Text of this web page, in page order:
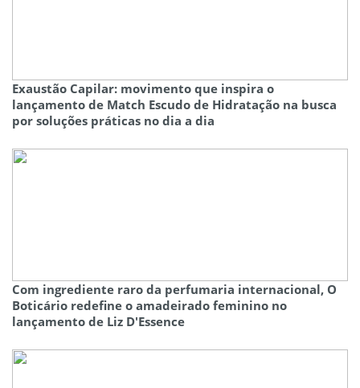
Exaustão Capilar: movimento que inspira o
lançamento de Match Escudo de Hidratação na busca
por soluções práticas no dia a dia
Com ingrediente raro da perfumaria internacional, O
Boticário redefine o amadeirado feminino no
lançamento de Liz D'Essence